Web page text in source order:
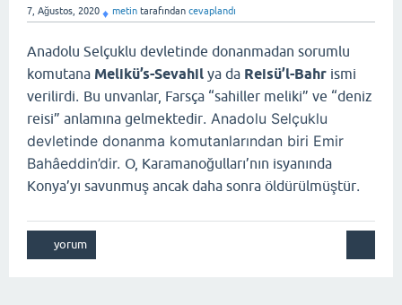
7, Ağustos, 2020 ♦ metin tarafından cevaplandı
Anadolu Selçuklu devletinde donanmadan sorumlu
komutana Melikü’s-Sevahil ya da Reisü’l-Bahr ismi
verilirdi. Bu unvanlar, Farsça “sahiller meliki” ve “deniz
reisi” anlamına gelmektedir. Anadolu Selçuklu
devletinde donanma komutanlarından biri Emir
Bahâeddin’dir. O, Karamanoğulları’nın isyanında
Konya’yı savunmuş ancak daha sonra öldürülmüştür.